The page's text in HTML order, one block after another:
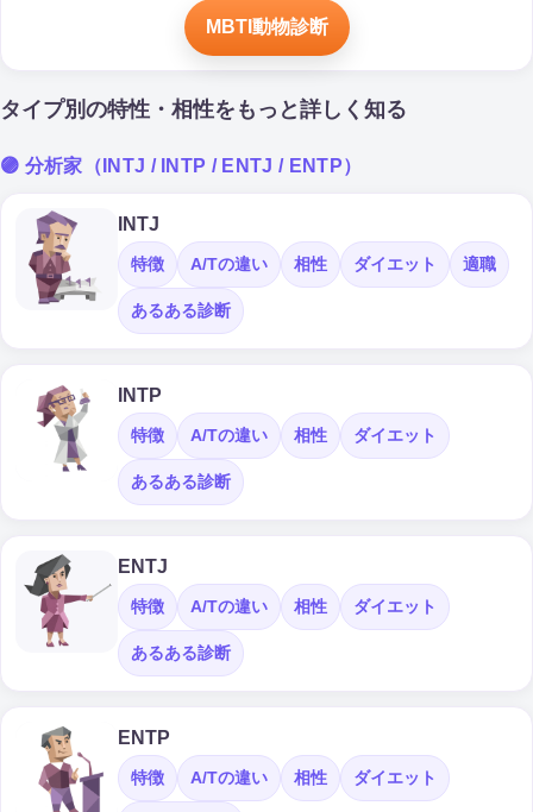
MBTI動物診断
タイプ別の特性・相性をもっと詳しく知る
🟣 分析家（INTJ / INTP / ENTJ / ENTP）
INTJ
特徴 A/Tの違い 相性 ダイエット 適職
あるある診断
INTP
特徴 A/Tの違い 相性 ダイエット
あるある診断
ENTJ
特徴 A/Tの違い 相性 ダイエット
あるある診断
ENTP
特徴 A/Tの違い 相性 ダイエット